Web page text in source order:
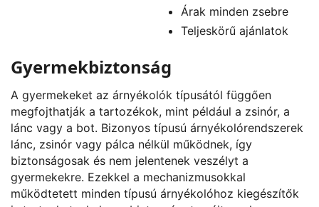
Árak minden zsebre
Teljeskörű ajánlatok
Gyermekbiztonság
A gyermekeket az árnyékolók típusától függően
megfojthatják a tartozékok, mint például a zsinór, a
lánc vagy a bot. Bizonyos típusú árnyékolórendszerek
lánc, zsinór vagy pálca nélkül működnek, így
biztonságosak és nem jelentenek veszélyt a
gyermekekre. Ezekkel a mechanizmusokkal
működtetett minden típusú árnyékolóhoz kiegészítők